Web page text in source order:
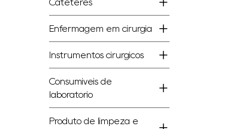
Cateteres
Enfermagem em cirurgia
Instrumentos cirúrgicos
Consumíveis de
laboratório
Produto de limpeza e